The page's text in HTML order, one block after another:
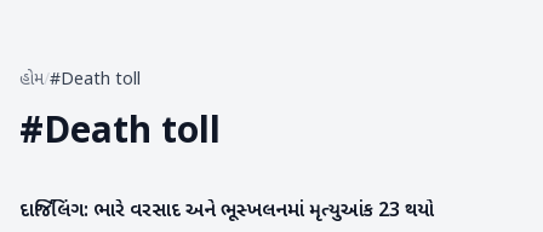
હોમ/#Death toll
#Death toll
રાષ્ટ્રીય
દાર્જિલિંગ: ભારે વરસાદ અને ભૂસ્ખલનમાં મૃત્યુઆંક 23 થયો